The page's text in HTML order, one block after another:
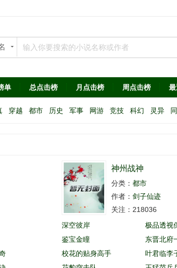
单 总点击榜 月点击榜 周点击榜
穿越 都市 历史 军事 网游 竞技 科幻 灵异
神州战神
分类： 都市
作者： 剑子仙迹
关注：218036
深空彼岸
极品透视
鉴宝金瞳
东晋北府
校花的贴身高手
叶君临李